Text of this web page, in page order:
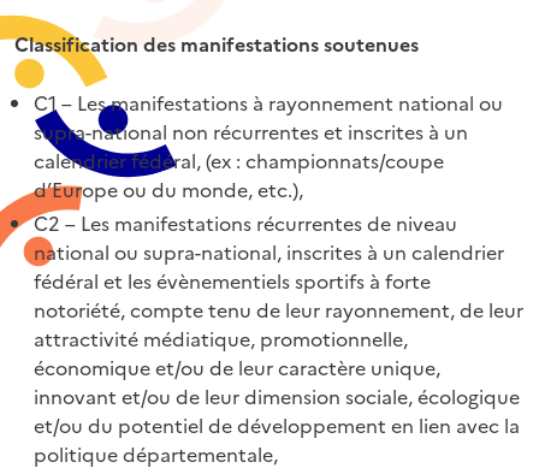
Classification des manifestations soutenues
C1 – Les manifestations à rayonnement national ou
supra-national non récurrentes et inscrites à un
calendrier fédéral, (ex : championnats/coupe
d’Europe ou du monde, etc.),
C2 – Les manifestations récurrentes de niveau
national ou supra-national, inscrites à un calendrier
fédéral et les évènementiels sportifs à forte
notoriété, compte tenu de leur rayonnement, de leur
attractivité médiatique, promotionnelle,
économique et/ou de leur caractère unique,
innovant et/ou de leur dimension sociale, écologique
et/ou du potentiel de développement en lien avec la
politique départementale,